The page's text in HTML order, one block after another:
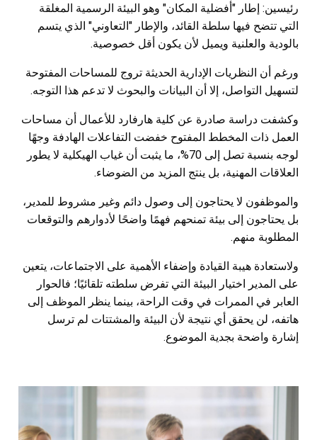
رئيسين: إطار "أفضلية المكان" وهو البيئة الرسمية المغلقة
التي تتضح فيها سلطة القائد، والإطار "التعاوني" الذي يتسم
بالودية والعلنية ويميل لأن يكون أقل خصوصية.
ورغم أن النظريات الإدارية الحديثة تروج للمساحات المفتوحة
لتسهيل التواصل، إلا أن البيانات والبحوث لا تدعم هذا التوجه.
وكشفت دراسة صادرة عن كلية هارفارد للأعمال أن مساحات
العمل ذات المخطط المفتوح خفضت التفاعلات الهادفة وجهًا
لوجه بنسبة تصل إلى 70%، ما يثبت أن غياب الهيكلية لا يطور
العلاقات المهنية، بل ينتج المزيد من الضوضاء.
والموظفون لا يحتاجون إلى وصول دائم وغير مشروط للمدير،
بل يحتاجون إلى بيئة تمنحهم فهمًا واضحًا لأدوارهم والتوقعات
المطلوبة منهم.
ولاستعادة هيبة القيادة وإضفاء الأهمية على الاجتماعات، يتعين
على المدير اختيار البيئة التي تفرض سلطته تلقائيًا؛ فالحوار
العابر في الممرات في وقت الراحة، بينما ينظر الموظف إلى
هاتفه، لن يحقق أي نتيجة لأن البيئة والمشتتات لم ترسل
إشارة واضحة بجدية الموضوع.